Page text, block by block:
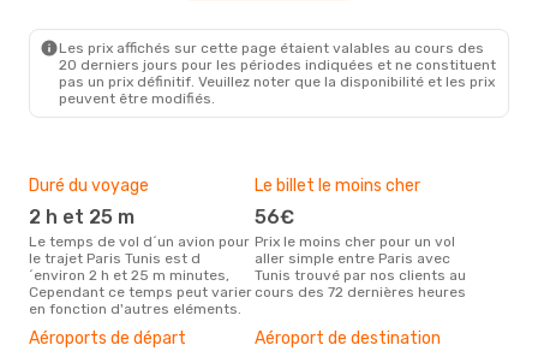
Les prix affichés sur cette page étaient valables au cours des
20 derniers jours pour les périodes indiquées et ne constituent
pas un prix définitif. Veuillez noter que la disponibilité et les prix
peuvent être modifiés.
Duré du voyage
2 h et 25 m
Le temps de vol d´un avion pour
le trajet Paris Tunis est d
´environ 2 h et 25 m minutes,
Cependant ce temps peut varier
en fonction d'autres eléments.
Le billet le moins cher
56€
Prix le moins cher pour un vol
aller simple entre Paris avec
Tunis trouvé par nos clients au
cours des 72 dernières heures
Aéroports de départ Aéroport de destination